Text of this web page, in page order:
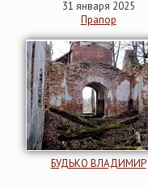
31 января 2025
Прапор
БУДЬКО ВЛАДИМИР